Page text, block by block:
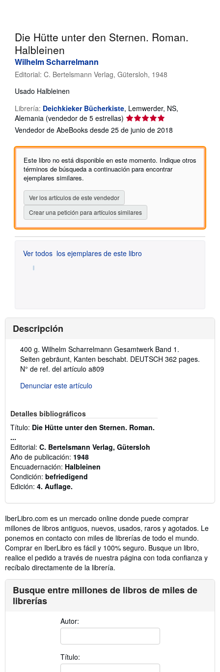
Die Hütte unter den Sternen. Roman.
Halbleinen
Wilhelm Scharrelmann
Editorial: C. Bertelsmann Verlag, Gütersloh, 1948
Usado Halbleinen
Librería: Deichkieker Bücherkiste, Lemwerder, NS,
Alemania (vendedor de 5 estrellas) Calificación
del
vendedor:
5
5
estrellas
Vendedor de AbeBooks desde 25 de junio de 2018
Este libro no está disponible en este momento. Indique otros
términos de búsqueda a continuación para encontrar
ejemplares similares.
Ver los artículos de este vendedor
Crear una petición para artículos similares
Ver todos los ejemplares de este libro
Descripción
Descripción:
400 g. Wilhelm Scharrelmann Gesamtwerk Band 1.
Seiten gebräunt, Kanten beschabt. DEUTSCH 362 pages.
N° de ref. del artículo a809
Denunciar este artículo
Detalles bibliográficos
Título: Die Hütte unter den Sternen. Roman.
...
Editorial: C. Bertelsmann Verlag, Gütersloh
Año de publicación: 1948
Encuadernación: Halbleinen
Condición: befriedigend
Edición: 4. Auflage.
IberLibro.com es un mercado online donde puede comprar
millones de libros antiguos, nuevos, usados, raros y agotados. Le
ponemos en contacto con miles de librerías de todo el mundo.
Comprar en IberLibro es fácil y 100% seguro. Busque un libro,
realice el pedido a través de nuestra página con toda confianza y
recíbalo directamente de la librería.
Busque entre millones de libros de miles de
librerías
Autor:
Título: